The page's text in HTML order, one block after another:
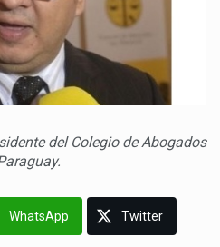
del Colegio de Abogados
WhatsApp Twitter